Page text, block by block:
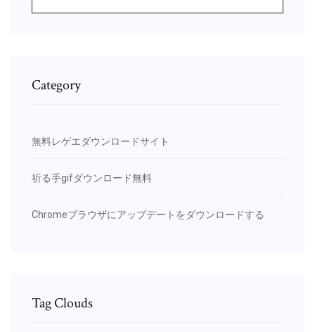
Category
無料レゲエダウンロードサイト
祈る手gifダウンロード無料
Chromeブラウザにアップデートをダウンロードする
Tag Clouds